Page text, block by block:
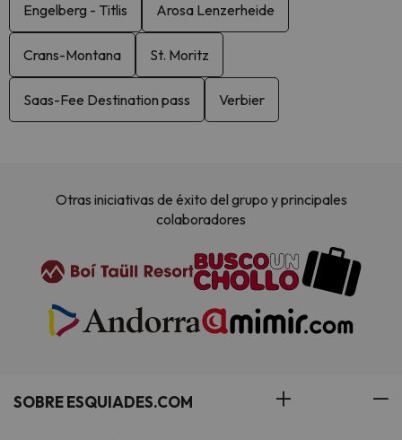
Engelberg - Titlis Arosa Lenzerheide
Crans-Montana St. Moritz
Saas-Fee Destination pass Verbier
Otras iniciativas de éxito del grupo y principales
colaboradores
SOBRE ESQUIADES.COM